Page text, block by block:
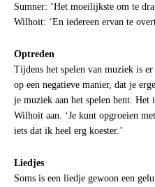
Sumner: ‘Het moeilijkste om te
Wilhoit: ‘En iedereen ervan te
Optreden
Tijdens het spelen van muziek is
op een negatieve manier, dat je
je muziek aan het spelen bent.
Wilhoit aan. ‘Je kunt opgroeien
iets dat ik heel erg koester.’
Liedjes
Soms is een liedje gewoon een